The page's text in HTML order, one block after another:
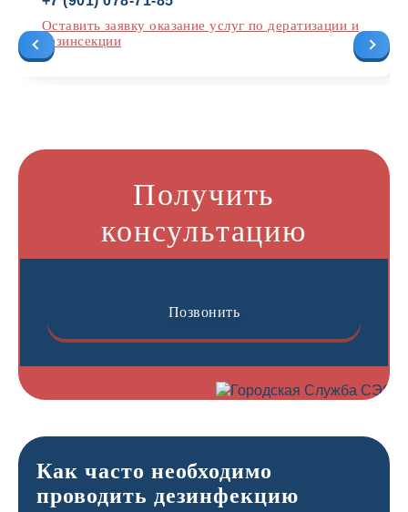
Оставить заявку оказание услуг по дератизации и
дезинсекции
Получить
консультацию
Позвонить
Как часто необходимо
проводить дезинфекцию